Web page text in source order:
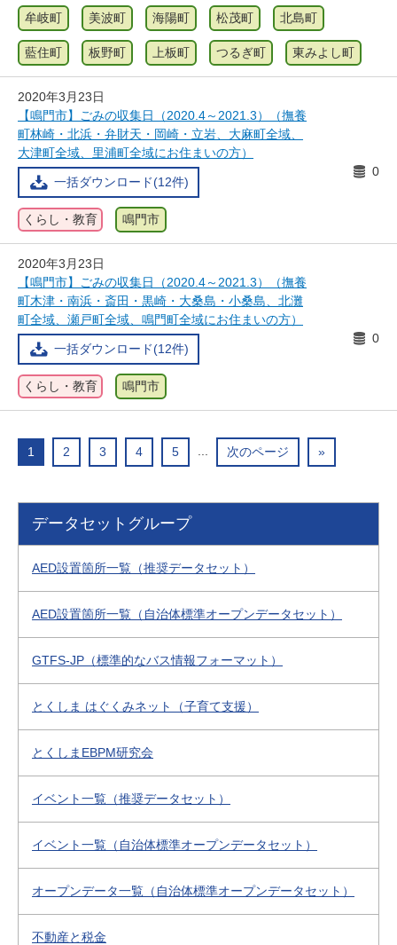
牟岐町 美波町 海陽町 松茂町 北島町
藍住町 板野町 上板町 つるぎ町 東みよし町
2020年3月23日
【鳴門市】ごみの収集日（2020.4～2021.3）（撫養
町林崎・北浜・弁財天・岡崎・立岩、大麻町全域、
大津町全域、里浦町全域にお住まいの方）
一括ダウンロード(12件)
0
くらし・教育 鳴門市
2020年3月23日
【鳴門市】ごみの収集日（2020.4～2021.3）（撫養
町木津・南浜・斎田・黒崎・大桑島・小桑島、北灘
町全域、瀬戸町全域、鳴門町全域にお住まいの方）
一括ダウンロード(12件)
0
くらし・教育 鳴門市
1 2 3 4 5 ... 次のページ »
データセットグループ
AED設置箇所一覧（推奨データセット）
AED設置箇所一覧（自治体標準オープンデータセット）
GTFS-JP（標準的なバス情報フォーマット）
とくしま はぐくみネット（子育て支援）
とくしまEBPM研究会
イベント一覧（推奨データセット）
イベント一覧（自治体標準オープンデータセット）
オープンデータ一覧（自治体標準オープンデータセット）
不動産と税金